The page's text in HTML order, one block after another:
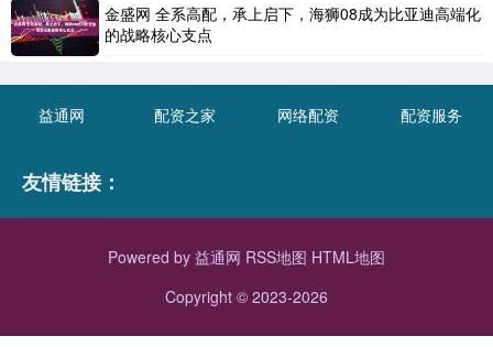
金盛网 全系高配，承上启下，海狮08成为比亚迪高端化
的战略核心支点
益通网 配资之家 网络配资 配资服务
友情链接：
Powered by 益通网 RSS地图 HTML地图
Copyright © 2023-2026